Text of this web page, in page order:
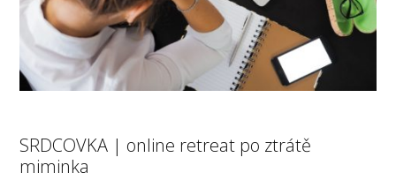
SRDCOVKA | online retreat po ztrátě
miminka